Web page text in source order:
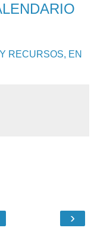
RECURSOS, EN
›